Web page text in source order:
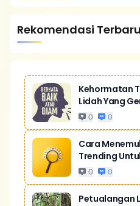
Rekomendasi Terbaru
Kehormatan
Lidah Yang
0 0
Cara
Trending
0 0
Petualangan